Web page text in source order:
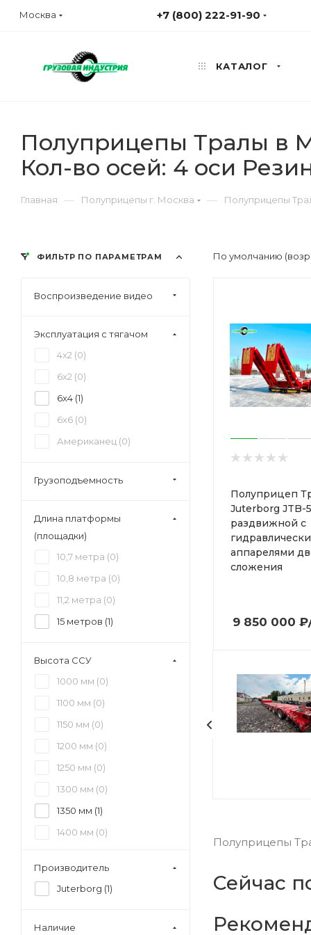
Москва +7 (800) 222-91-90
КАТАЛОГ
Полуприцепы Тралы в
Кол-во осей: 4 оси
Главная — Полуприцепы г. Москва — Полуприцепы
По умолчанию
Полуприцеп
Juterborg JTB-
раздвижной с
аппарелями
сложения
9 850 000 ₽
Полуприцепы
Сейчас
ФИЛЬТР ПО ПАРАМЕТРАМ
Воспроизведение видео
Эксплуатация с тягачом
4x2 (0)
6x2 (0)
6x4 (1)
6x6 (0)
Американец (0)
Грузоподъемность
Длина платформы
(площадки)
10,7 метра (0)
10,8 метра (0)
11,2 метра (0)
15 метров (1)
Высота ССУ
1000 мм (0)
1100 мм (0)
1150 мм (0)
1200 мм (0)
1250 мм (0)
1300 мм (0)
1350 мм (1)
1400 мм (0)
1500 мм (
0 )
Производитель
Juterborg (1)
Наличие